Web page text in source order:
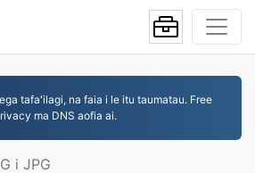
tafaʻilagi, na faia i le itu taumatau. Free
ma DNS aofia ai.
i JPG